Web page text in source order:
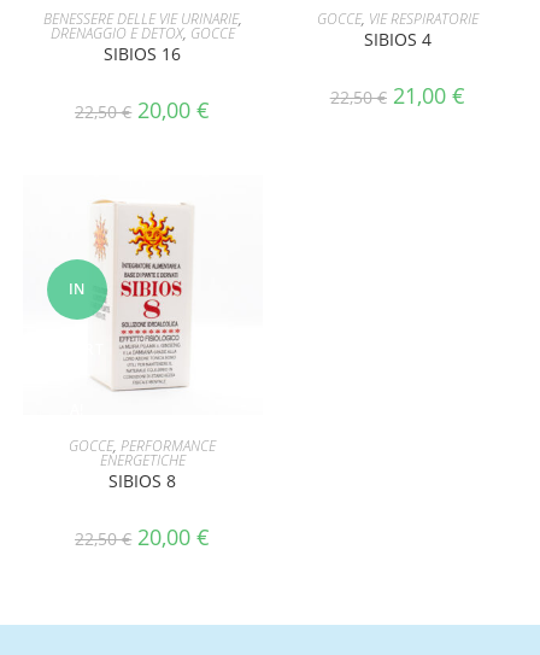
AGGIUNGI AL CARRELLO
BENESSERE DELLE VIE URINARIE,
DRENAGGIO E DETOX, GOCCE
SIBIOS 16
22,50€ 20,00€
AGGIUNGI AL CARRELLO
GOCCE, VIE RESPIRATORIE
SIBIOS 4
22,50€ 21,00 €
IN
AGGIUNGI AL CARRELLO
GOCCE,PERFORMANCE
ENERGETICHE
SIBIOS 8
22,50€ 20,00€